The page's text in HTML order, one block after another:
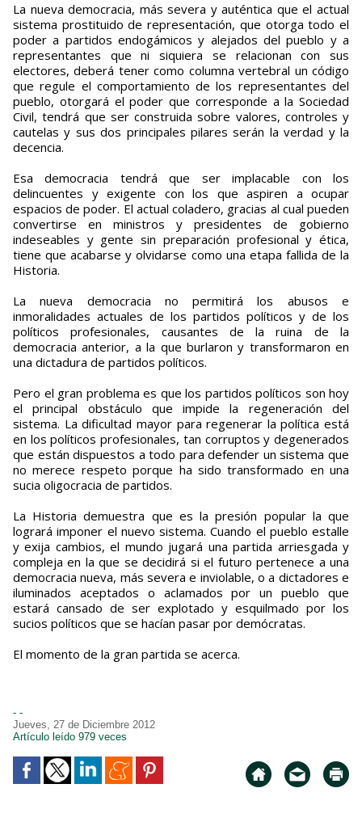
La nueva democracia, más severa y auténtica que el actual
sistema prostituido de representación, que otorga todo el
poder a partidos endogámicos y alejados del pueblo y a
representantes que ni siquiera se relacionan con sus
electores, deberá tener como columna vertebral un código
que regule el comportamiento de los representantes del
pueblo, otorgará el poder que corresponde a la Sociedad
Civil, tendrá que ser construida sobre valores, controles y
cautelas y sus dos principales pilares serán la verdad y la
decencia.
Esa democracia tendrá que ser implacable con los
delincuentes y exigente con los que aspiren a ocupar
espacios de poder. El actual coladero, gracias al cual pueden
convertirse en ministros y presidentes de gobierno
indeseables y gente sin preparación profesional y ética,
tiene que acabarse y olvidarse como una etapa fallida de la
Historia.
La nueva democracia no permitirá los abusos e
inmoralidades actuales de los partidos políticos y de los
políticos profesionales, causantes de la ruina de la
democracia anterior, a la que burlaron y transformaron en
una dictadura de partidos políticos.
Pero el gran problema es que los partidos políticos son hoy
el principal obstáculo que impide la regeneración del
sistema. La dificultad mayor para regenerar la política está
en los políticos profesionales, tan corruptos y degenerados
que están dispuestos a todo para defender un sistema que
no merece respeto porque ha sido transformado en una
sucia oligocracia de partidos.
La Historia demuestra que es la presión popular la que
logrará imponer el nuevo sistema. Cuando el pueblo estalle
y exija cambios, el mundo jugará una partida arriesgada y
compleja en la que se decidirá si el futuro pertenece a una
democracia nueva, más severa e inviolable, o a dictadores e
iluminados aceptados o aclamados por un pueblo que
estará cansado de ser explotado y esquilmado por los
sucios políticos que se hacían pasar por demócratas.
El momento de la gran partida se acerca.
- -
Jueves, 27 de Diciembre 2012
Artículo leído 979 veces